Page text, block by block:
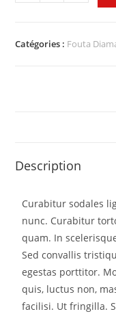
Catégories : Fouta
Description
Curabitur sodales
nunc. Curabitur
quam. In
Sed convallis
egestas porttitor.
quis, luctus non,
facilisi. Ut fringilla.